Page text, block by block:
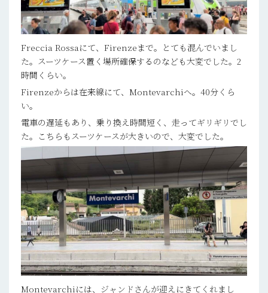
Freccia Rossaにて、Firenzeまで。とても混んでいまし
た。スーツケース置く場所確保するのなども大変でした。2
時間くらい。
Firenzeからは在来線にて、Montevarchiへ。40分くら
い。
電車の遅延もあり、乗り換え時間短く、走ってギリギリでし
た。こちらもスーツケースが大きいので、大変でした。
Montevarchiには、ジャンドさんが迎えにきてくれまし